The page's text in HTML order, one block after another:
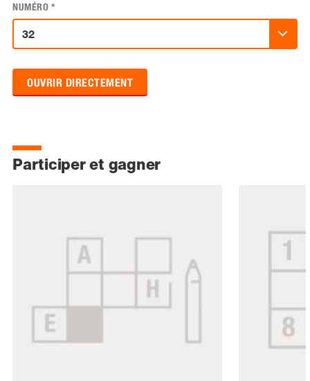
NUMÉRO *
OUVRIR DIRECTEMENT
Participer et gagner